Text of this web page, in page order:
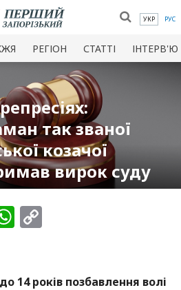
УКР РУС
РЕГІОН СТАТТІ ІНТЕРВ'Ю
так званої
козачої
вирок суду
WhatsApp
14 років позбавлення волі